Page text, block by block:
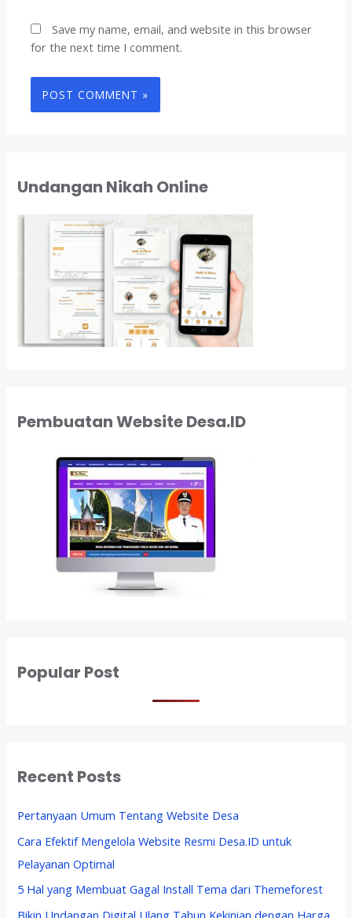
Save my name, email, and website in this browser
for the next time I comment.
Undangan Nikah Online
Pembuatan Website Desa.ID
Popular Post
Recent Posts
Pertanyaan Umum Tentang Website Desa
Cara Efektif Mengelola Website Resmi Desa.ID untuk
Pelayanan Optimal
5 Hal yang Membuat Gagal Install Tema dari Themeforest
Bikin Undangan Digital Ulang Tahun Kekinian dengan Harga